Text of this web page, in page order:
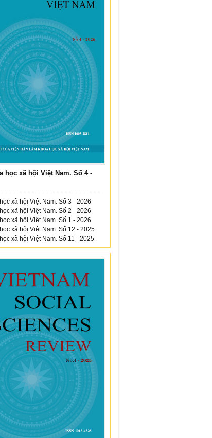
học xã hội Việt Nam. Số 4 -
xã hội Việt Nam. Số 3 - 2026
xã hội Việt Nam. Số 2 - 2026
xã hội Việt Nam. Số 1 - 2026
xã hội Việt Nam. Số 12 - 2025
xã hội Việt Nam. Số 11 - 2025